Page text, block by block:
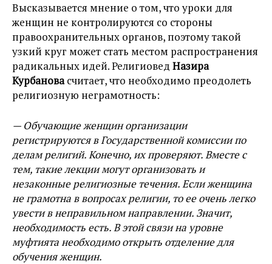
Высказывается мнение о том, что уроки для
женщин не контролируются со стороны
правоохранительных органов, поэтому такой
узкий круг может стать местом распространения
радикальных идей. Религиовед Назира
Курбановасчитает, что необходимо преодолеть
религиозную неграмотность:
— Обучающие женщин организации
регистрируются в Государственной комиссии по
делам религий. Конечно, их проверяют. Вместе с
тем, такие лекции могут организовать и
незаконные религиозные течения. Если женщина
не грамотна в вопросах религии, то ее очень легко
увести в неправильном направлении. Значит,
необходимость есть. В этой связи на уровне
муфтията необходимо открыть отделение для
обучения женщин.